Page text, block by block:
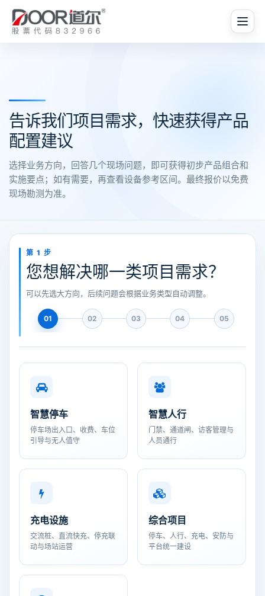
告诉我们项目需求，快速获得产品
配置建议
选择业务方向，回答几个现场问题，即可获得初步产品组合和
实施要点；如有需要，再查看设备参考区间。最终报价以免费
现场勘测为准。
第 1 步
您想解决哪一类项目需求？
可以先选大方向，后续问题会根据业务类型自动调整。
01 02 03 04 05
智慧停车
停车场出入口、收费、车位
引导与无人值守
智慧人行
门禁、通道闸、访客管理与
人员通行
充电设施
交流桩、直流快充、停充联
动与场站运营
综合项目
停车、人行、充电、安防与
平台统一建设